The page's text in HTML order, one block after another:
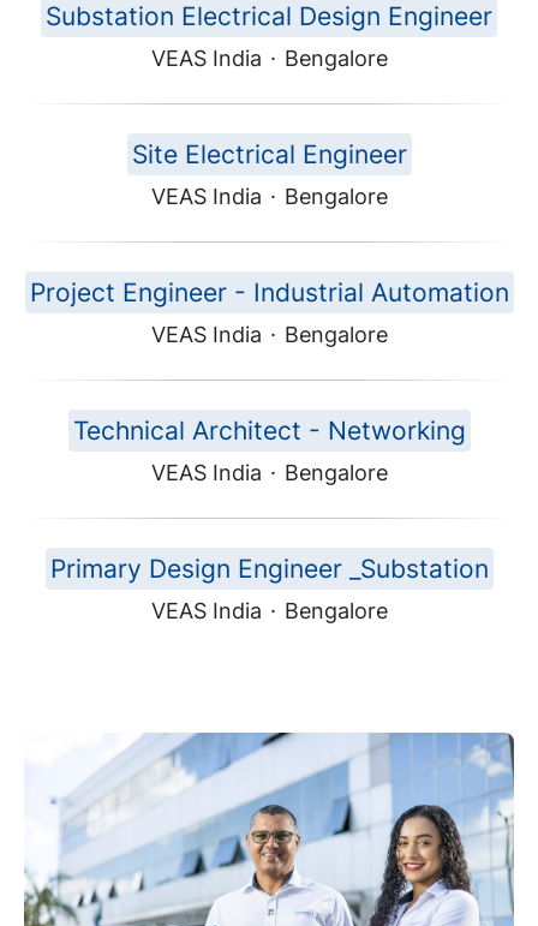
Substation Electrical Design Engineer
VEAS India · Bengalore
Site Electrical Engineer
VEAS India · Bengalore
Project Engineer - Industrial Automation
VEAS India · Bengalore
Technical Architect - Networking
VEAS India · Bengalore
Primary Design Engineer _Substation
VEAS India · Bengalore